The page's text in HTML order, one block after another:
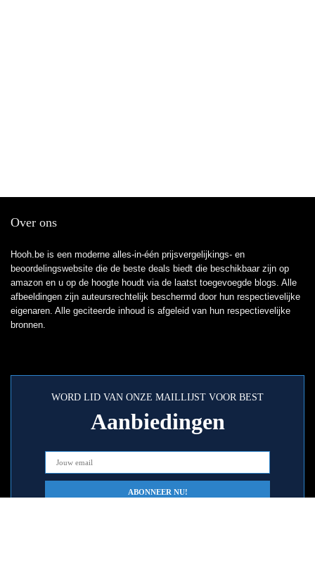
Over ons
Hooh.be is een moderne alles-in-één prijsvergelijkings- en
beoordelingswebsite die de beste deals biedt die beschikbaar zijn op
amazon en u op de hoogte houdt via de laatst toegevoegde blogs. Alle
afbeeldingen zijn auteursrechtelijk beschermd door hun respectievelijke
eigenaren. Alle geciteerde inhoud is afgeleid van hun respectievelijke
bronnen.
WORD LID VAN ONZE MAILLIJST VOOR BEST
Aanbiedingen